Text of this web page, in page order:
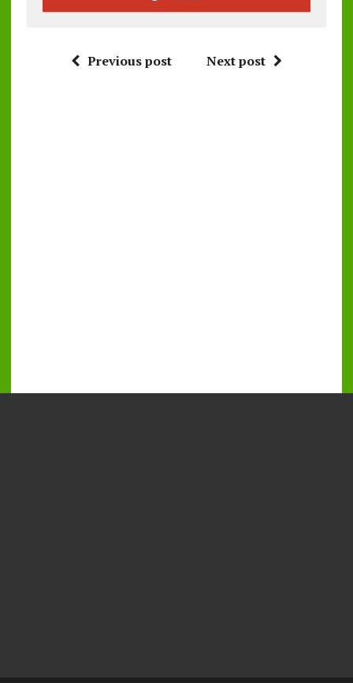
Previous post Next post